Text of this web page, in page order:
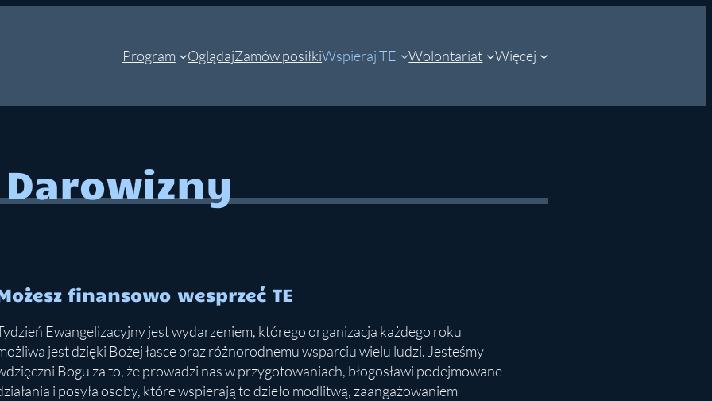
Program OglądajZamów posiłkiWspieraj TE Wolontariat Więcej
Darowizny
finansowo wesprzeć TE
Ewangelizacyjny jest wydarzeniem, którego organizacja każdego roku
jest dzięki Bożej łasce oraz różnorodnemu wsparciu wielu ludzi. Jesteśmy
Bogu za to, że prowadzi nas w przygotowaniach, błogosławi podejmowane
i posyła osoby, które wspierają to dzieło modlitwą, zaangażowaniem